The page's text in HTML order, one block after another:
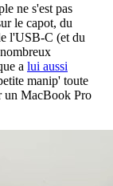
ne s'est pas
le capot, du
l'USB-C (et du
a lui aussi
manip' toute
un MacBook Pro